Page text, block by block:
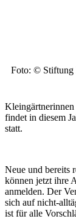
Foto: © Stiftung
findet in diesem
statt.
Neue und bereits
können jetzt ihre
anmelden. Der
sich auf nicht-
ist für alle